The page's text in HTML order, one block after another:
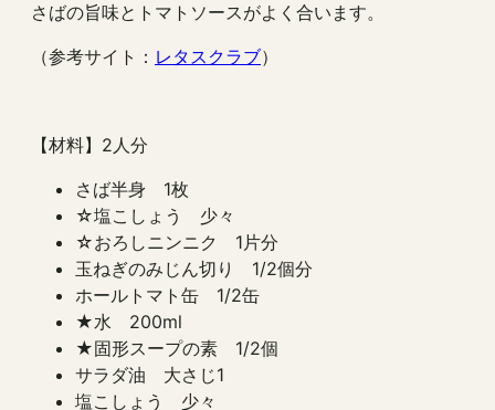
さばの旨味とトマトソースがよく合います。
（参考サイト： レタスクラブ）
【材料】2人分
さば半身 1枚
☆塩こしょう 少々
☆おろしニンニク 1片分
玉ねぎのみじん切り 1/2個分
ホールトマト缶 1/2缶
★水 200ml
★固形スープの素 1/2個
サラダ油 大さじ1
塩こしょう 少々